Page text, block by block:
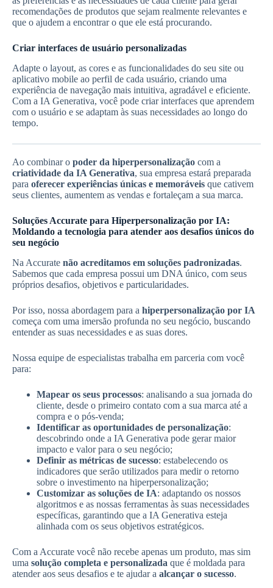
recomendações de produtos que sejam realmente relevantes e
que o ajudem a encontrar o que ele está procurando.
Criar interfaces de usuário personalizadas
Adapte o layout, as cores e as funcionalidades do seu site ou
aplicativo mobile ao perfil de cada usuário, criando uma
experiência de navegação mais intuitiva, agradável e eficiente.
Com a IA Generativa, você pode criar interfaces que aprendem
com o usuário e se adaptam às suas necessidades ao longo do
tempo.
Ao combinar o poder da hiperpersonalização com a
criatividade da IA Generativa, sua empresa estará preparada
para oferecer experiências únicas e memoráveis que cativem
seus clientes, aumentem as vendas e fortaleçam a sua marca.
Soluções Accurate para Hiperpersonalização por IA:
Moldando a tecnologia para atender aos desafios únicos do
seu negócio
Na Accurate não acreditamos em soluções padronizadas.
Sabemos que cada empresa possui um DNA único, com seus
próprios desafios, objetivos e particularidades.
Por isso, nossa abordagem para a hiperpersonalização por IA
começa com uma imersão profunda no seu negócio, buscando
entender as suas necessidades e as suas dores.
Nossa equipe de especialistas trabalha em parceria com você
para:
Mapear os seus processos: analisando a sua jornada do
cliente, desde o primeiro contato com a sua marca até a
compra e o pós-venda;
Identificar as oportunidades de personalização:
descobrindo onde a IA Generativa pode gerar maior
impacto e valor para o seu negócio;
Definir as métricas de sucesso: estabelecendo os
indicadores que serão utilizados para medir o retorno
sobre o investimento na hiperpersonalização;
Customizar as soluções de IA: adaptando os nossos
algoritmos e as nossas ferramentas às suas necessidades
específicas, garantindo que a IA Generativa esteja
alinhada com os seus objetivos estratégicos.
Com a Accurate você não recebe apenas um produto, mas sim
uma solução completa e personalizada que é moldada para
atender aos seus desafios e te ajudar a alcançar o sucesso.